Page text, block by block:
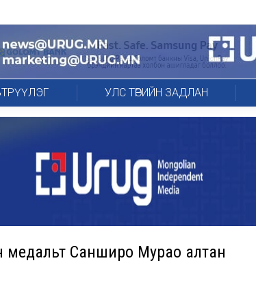
УЛС ТӨРИЙН ЗАДЛАН
медальт Санширо Мурао алтан